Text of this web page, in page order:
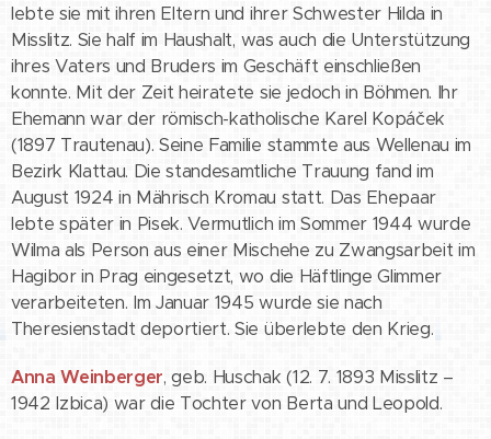
lebte sie mit ihren Eltern und ihrer Schwester Hilda in
Misslitz. Sie half im Haushalt, was auch die Unterstützung
ihres Vaters und Bruders im Geschäft einschließen
konnte. Mit der Zeit heiratete sie jedoch in Böhmen. Ihr
Ehemann war der römisch-katholische Karel Kopáček
(1897 Trautenau). Seine Familie stammte aus Wellenau im
Bezirk Klattau. Die standesamtliche Trauung fand im
August 1924 in Mährisch Kromau statt. Das Ehepaar
lebte später in Pisek. Vermutlich im Sommer 1944 wurde
Wilma als Person aus einer Mischehe zu Zwangsarbeit im
Hagibor in Prag eingesetzt, wo die Häftlinge Glimmer
verarbeiteten. Im Januar 1945 wurde sie nach
Theresienstadt deportiert. Sie überlebte den Krieg.
Anna Weinberger, geb. Huschak (12. 7. 1893 Misslitz –
1942 Izbica) war die Tochter von Berta und Leopold.